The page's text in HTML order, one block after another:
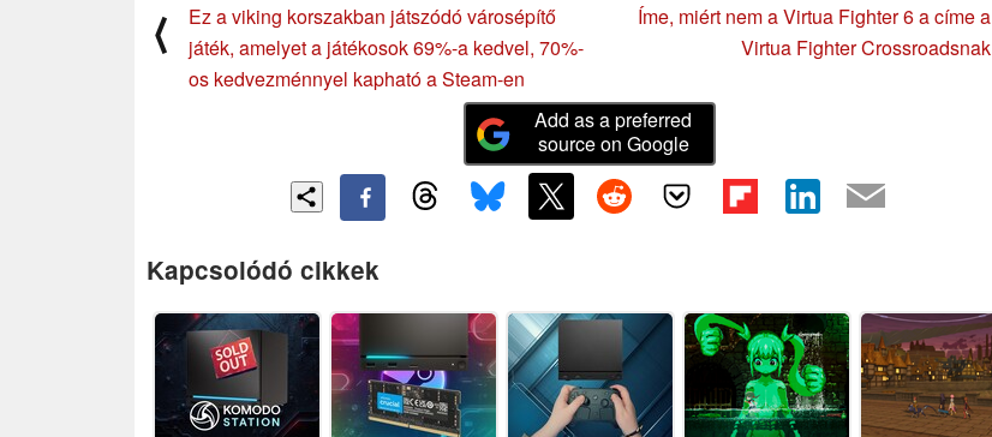
⟨
Ez a viking korszakban játszódó városépítő
játék, amelyet a játékosok 69%-a kedvel, 70%-
os kedvezménnyel kapható a Steam-en
Íme, miért nem a Virtua Fighter 6 a címe a
Virtua Fighter Crossroadsnak
Add as a preferred
source on Google
Kapcsolódó cikkek